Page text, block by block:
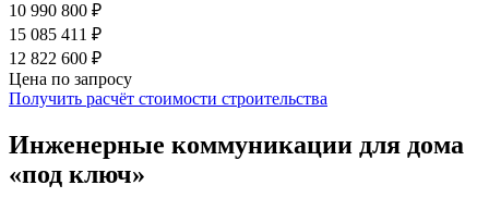
10 990 800 ₽
15 085 411 ₽
12 822 600 ₽
Цена по запросу
Получить расчёт стоимости строительства
Инженерные коммуникации для дома
«под ключ»